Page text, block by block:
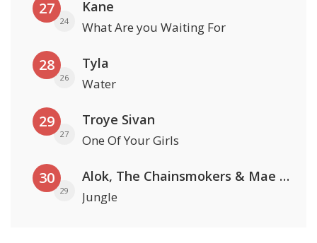
27
24
Kane
What Are you Waiting For
28
26
Tyla
Water
29
27
Troye Sivan
One Of Your Girls
30
29
Alok, The Chainsmokers & Mae Stephens
Jungle